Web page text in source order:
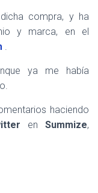
compra, y ha
y marca, en el
.
ya me había
haciendo
en Summize,